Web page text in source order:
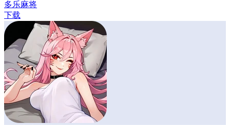
多乐麻将
下载